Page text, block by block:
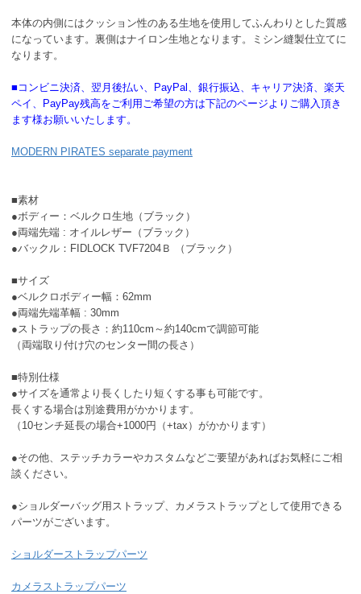
本体の内側にはクッション性のある生地を使用してふんわりとした質感
になっています。裏側はナイロン生地となります。ミシン縫製仕立てに
なります。
■コンビニ決済、翌月後払い、PayPal、銀行振込、キャリア決済、楽天
ペイ、PayPay残高をご利用ご希望の方は下記のページよりご購入頂き
ます様お願いいたします。
MODERN PIRATES separate payment
■素材
●ボディー：ベルクロ生地（ブラック）
●両端先端 : オイルレザー（ブラック）
●バックル：FIDLOCK TVF7204Ｂ （ブラック）
■サイズ
●ベルクロボディー幅：62mm
●両端先端革幅 : 30mm
●ストラップの長さ：約110cm～約140cmで調節可能
（両端取り付け穴のセンター間の長さ）
■特別仕様
●サイズを通常より長くしたり短くする事も可能です。
長くする場合は別途費用がかかります。
（10センチ延長の場合+1000円（+tax）がかかります）
●その他、ステッチカラーやカスタムなどご要望があればお気軽にご相
談ください。
●ショルダーバッグ用ストラップ、カメラストラップとして使用できる
パーツがございます。
ショルダーストラップパーツ
カメラストラップパーツ